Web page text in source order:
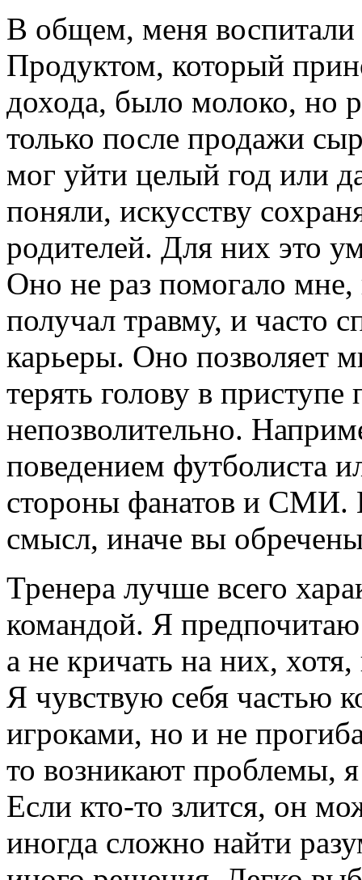
В общем, меня воспитали
Продуктом, который
дохода, было молоко, но
только после продажи
мог уйти целый год или
поняли, искусству
родителей. Для них это
Оно не раз помогало
получал травму, и часто
карьеры. Оно позволяет
терять голову в
непозволительно.
поведением футболиста
стороны фанатов и СМИ.
смысл, иначе вы
Тренера лучше всего
командой. Я предпочитаю
а не кричать на них,
Я чувствую себя частью
игроками, но и не
то возникают проблемы,
Если кто-то злится, он
иногда сложно найти